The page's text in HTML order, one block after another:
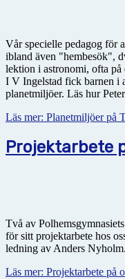
Vår specielle pedagog för
ibland även "hembesök",
lektion i astronomi, ofta på
I V Ingelstad fick barnen i
planetmiljöer. Läs hur
Läs mer: Planetmiljöer på
Projektarbete
Två av
för sitt projektarbete hos
ledning av Anders Nyholm.
Läs mer: Projektarbete på